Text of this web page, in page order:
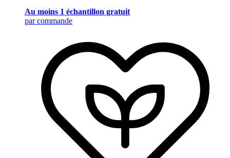
Au moins 1 échantillon gratuit
par commande